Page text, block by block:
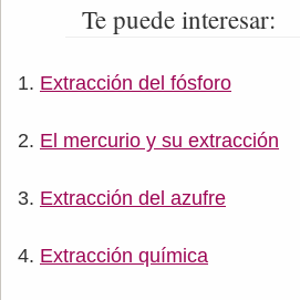
Te puede interesar:
Extracción del fósforo
El mercurio y su extracción
Extracción del azufre
Extracción química